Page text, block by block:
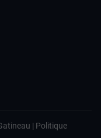
| Politique